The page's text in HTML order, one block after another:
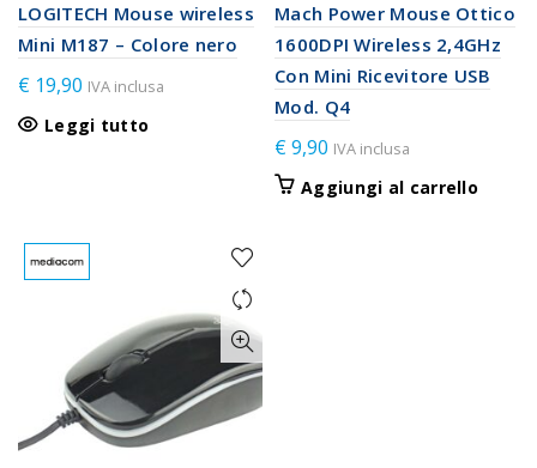
LOGITECH Mouse wireless
Mini M187 – Colore nero
€ 19,90 IVA inclusa
Leggi tutto
Mach Power Mouse Ottico
1600DPI Wireless 2,4GHz
Con Mini Ricevitore USB
Mod. Q4
€9,90 IVA inclusa
Aggiungi al carrello